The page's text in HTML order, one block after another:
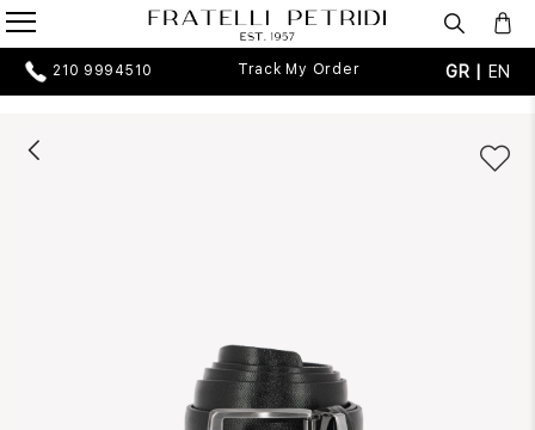
210 9994510 Track My Order GR | EN